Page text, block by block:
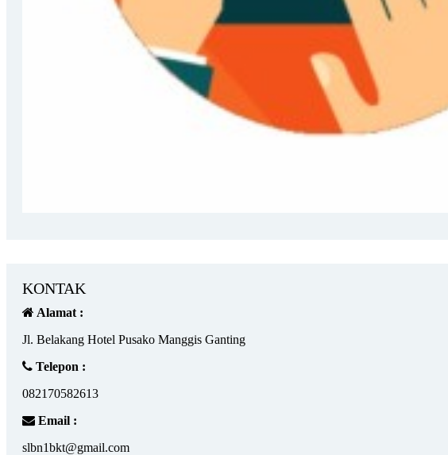
KONTAK
Alamat :
Jl. Belakang Hotel Pusako Manggis Ganting
Telepon :
082170582613
Email :
slbn1bkt@gmail.com